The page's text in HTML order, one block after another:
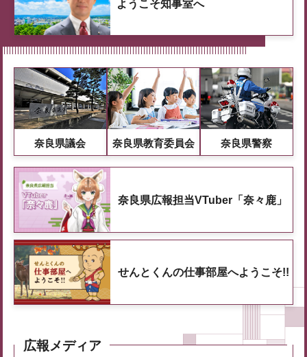
ようこそ知事室へ
奈良県議会 奈良県教育委員会 奈良県警察
奈良県広報担当VTuber「奈々鹿」
せんとくんの仕事部屋へようこそ!!
広報メディア